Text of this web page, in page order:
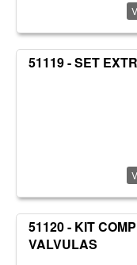
51119 - SET
51120 - KIT
VALVULAS